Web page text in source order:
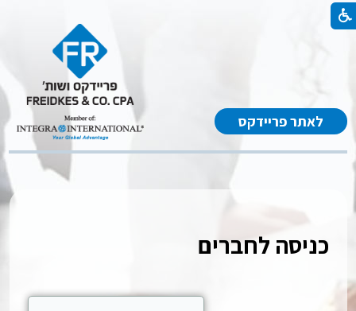
לאתר פריידקס
כניסה לחברים